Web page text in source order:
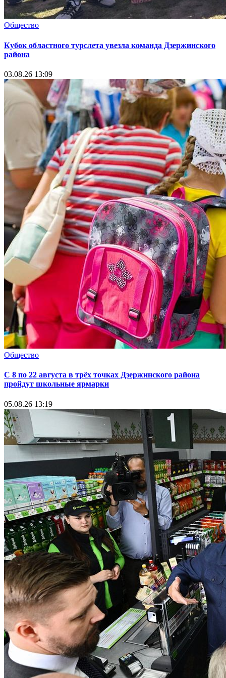
Общество
Кубок областного турслета увезла команда Дзержинского
района
03.08.26 13:09
Общество
С 8 по 22 августа в трёх точках Дзержинского района
пройдут школьные ярмарки
05.08.26 13:19